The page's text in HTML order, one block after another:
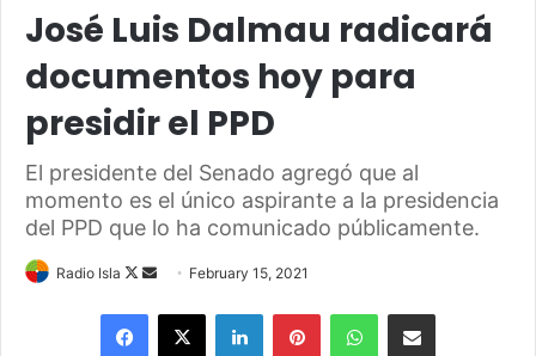
José Luis Dalmau radicará
documentos hoy para
presidir el PPD
El presidente del Senado agregó que al
momento es el único aspirante a la presidencia
del PPD que lo ha comunicado públicamente.
Radio Isla
Follow
Send
email
February 15, 2021
Facebook
X LinkedInPinterestWhatsAppShare via Email